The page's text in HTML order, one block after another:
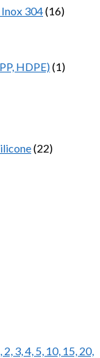
304(16)
HDPE)(1)
(22)
3, 4, 5, 10, 15, 20,